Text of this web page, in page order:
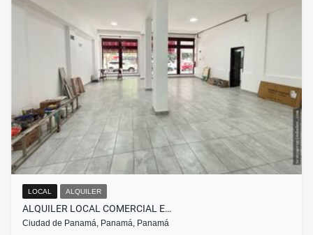
LOCAL ALQUILER
ALQUILER LOCAL COMERCIAL E…
Ciudad de Panamá, Panamá, Panamá